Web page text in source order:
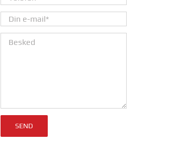
Please leave this field empty.